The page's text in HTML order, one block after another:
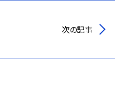
次の記事